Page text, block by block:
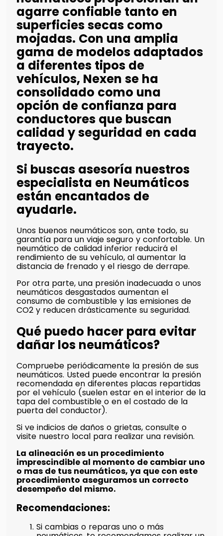
agarre confiable tanto en
superficies secas como
mojadas. Con una amplia
gama de modelos adaptados
a diferentes tipos de
vehículos, Nexen se ha
consolidado como una
opción de confianza para
conductores que buscan
calidad y seguridad en cada
trayecto.
Si buscas asesoría nuestros
especialista en Neumáticos
están encantados de
ayudarle.
Unos buenos neumáticos son, ante todo, su
garantía para un viaje seguro y confortable. Un
neumático de calidad inferior reducirá el
rendimiento de su vehículo, al aumentar la
distancia de frenado y el riesgo de derrape.
Por otra parte, una presión inadecuada o unos
neumáticos desgastados aumentan el
consumo de combustible y las emisiones de
CO2 y reducen drásticamente su seguridad.
Qué puedo hacer para evitar
dañar los neumáticos?
Compruebe periódicamente la presión de sus
neumáticos. Usted puede encontrar la presión
recomendada en diferentes placas repartidas
por el vehículo (suelen estar en el interior de la
tapa del combustible o en el costado de la
puerta del conductor).
Si ve indicios de daños o grietas, consulte o
visite nuestro local para realizar una revisión.
La alineación es un procedimiento
imprescindible al momento de cambiar uno
o mas de tus neumáticos, ya que con este
procedimiento aseguramos un correcto
desempeño del mismo.
Recomendaciones:
Si cambias o reparas uno o más